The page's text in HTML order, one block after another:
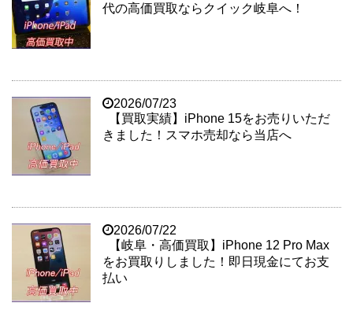
代の高価買取ならクイック岐阜へ！
2026/07/23
【買取実績】iPhone 15をお売りいただ
きました！スマホ売却なら当店へ
2026/07/22
【岐阜・高価買取】iPhone 12 Pro Max
をお買取りしました！即日現金にてお支
払い